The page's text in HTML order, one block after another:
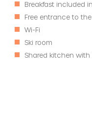
Breakfast included
Free entrance to
Wi-Fi
Ski room
Shared kitchen with